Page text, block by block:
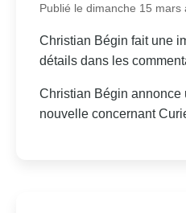
Publié le dimanche 15 mars
Christian Bégin fait une
détails dans les
Christian Bégin annonce
nouvelle concernant